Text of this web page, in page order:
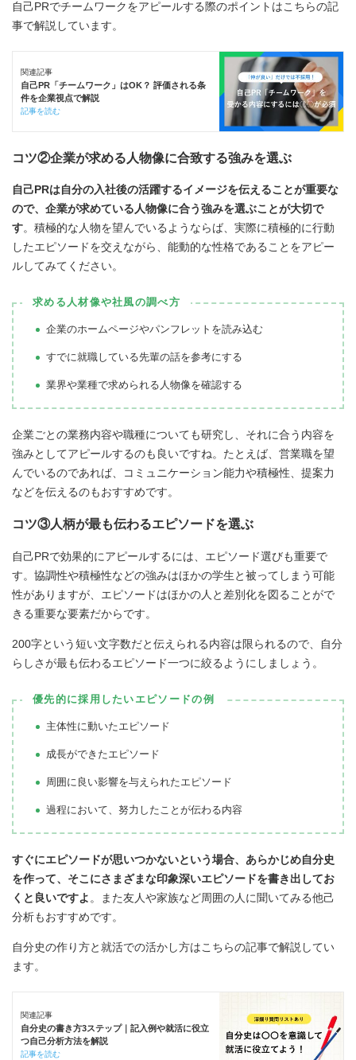
自己PRでチームワークをアピールする際のポイントはこちらの記
事で解説しています。
関連記事
自己PR「チームワーク」はOK？ 評価される条
件を企業視点で解説
記事を読む
コツ②企業が求める人物像に合致する強みを選ぶ
自己PRは自分の入社後の活躍するイメージを伝えることが重要な
ので、企業が求めている人物像に合う強みを選ぶことが大切で
す。積極的な人物を望んでいるようならば、実際に積極的に行動
したエピソードを交えながら、能動的な性格であることをアピー
ルしてみてください。
求める人材像や社風の調べ方
企業のホームページやパンフレットを読み込む
すでに就職している先輩の話を参考にする
業界や業種で求められる人物像を確認する
企業ごとの業務内容や職種についても研究し、それに合う内容を
強みとしてアピールするのも良いですね。たとえば、営業職を望
んでいるのであれば、コミュニケーション能力や積極性、提案力
などを伝えるのもおすすめです。
コツ③人柄が最も伝わるエピソードを選ぶ
自己PRで効果的にアピールするには、エピソード選びも重要で
す。協調性や積極性などの強みはほかの学生と被ってしまう可能
性がありますが、エピソードはほかの人と差別化を図ることがで
きる重要な要素だからです。
200字という短い文字数だと伝えられる内容は限られるので、自分
らしさが最も伝わるエピソード一つに絞るようにしましょう。
優先的に採用したいエピソードの例
主体性に動いたエピソード
成長ができたエピソード
周囲に良い影響を与えられたエピソード
過程において、努力したことが伝わる内容
すぐにエピソードが思いつかないという場合、あらかじめ自分史
を作って、そこにさまざまな印象深いエピソードを書き出してお
くと良いですよ 。また友人や家族など周囲の人に聞いてみる他己
分析もおすすめです。
自分史の作り方と就活での活かし方はこちらの記事で解説してい
ます。
関連記事
自分史の書き方3ステップ｜記入例や就活に役立
つ自己分析方法を解説
記事を読む